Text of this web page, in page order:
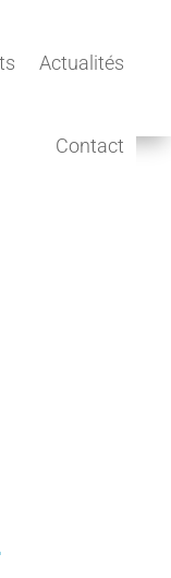
Actualités
Contact